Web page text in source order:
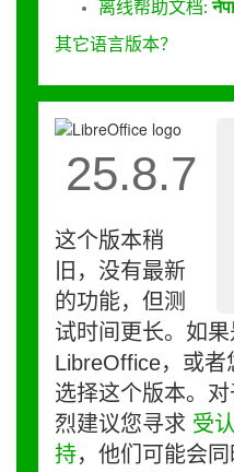
离线帮助文档:
其它语言版本？
25.8.7
这个版本稍
旧，没有最新
的功能，但测
试时间更长。如
LibreOffice，或
选择这个版本。
烈建议您寻求 受
持，他们可能会